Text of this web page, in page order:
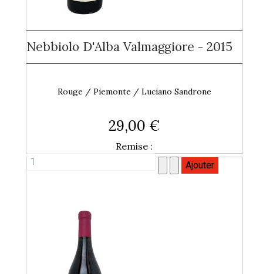
Nebbiolo D'Alba Valmaggiore - 2015
Rouge / Piemonte / Luciano Sandrone
29,00 €
Remise :